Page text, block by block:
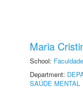
Maria
School:
Department:
SAÚDE MENTAL